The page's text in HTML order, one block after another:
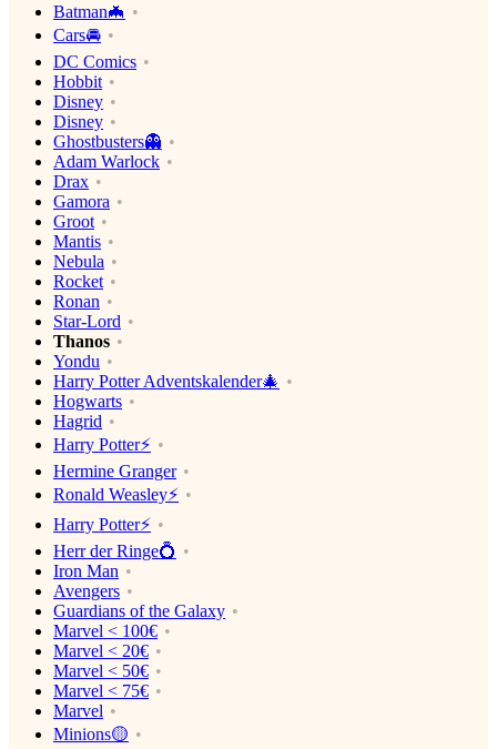
Batman🦇
Cars🚘
DC Comics
Hobbit
Disney
Disney
Ghostbusters👻
Adam Warlock
Drax
Gamora
Groot
Mantis
Nebula
Rocket
Ronan
Star-Lord
Thanos
Yondu
Harry Potter Adventskalender🎄
Hogwarts
Hagrid
Harry Potter⚡️
Hermine Granger
Ronald Weasley⚡️
Harry Potter⚡️
Herr der Ringe💍
Iron Man
Avengers
Guardians of the Galaxy
Marvel < 100€
Marvel < 20€
Marvel < 50€
Marvel < 75€
Marvel
Minions🟡